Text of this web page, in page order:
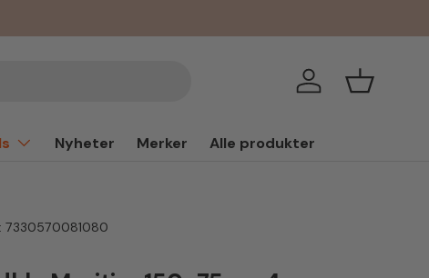
Logg inn
Nyheter Merker Alle produkter
7330570081080